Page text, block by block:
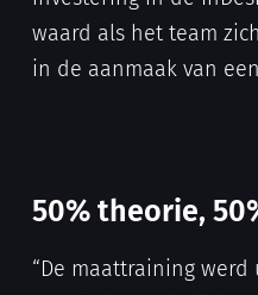
waard als het team
in de aanmaak van
50% theorie,
“De maattraining